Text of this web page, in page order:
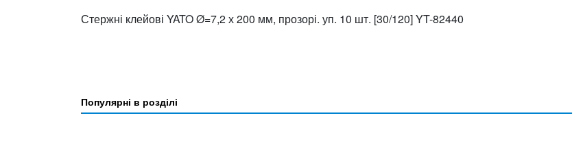
Стержні клейові YATO Ø=7,2 х 200 мм, прозорі. уп. 10 шт. [30/120] YT-82440
Популярні в розділі